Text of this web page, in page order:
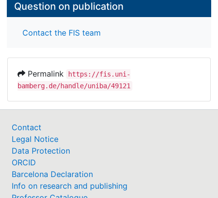
Question on publication
Contact the FIS team
Permalink
https://fis.uni-
bamberg.de/handle/uniba/49121
Contact
Legal Notice
Data Protection
ORCID
Barcelona Declaration
Info on research and publishing